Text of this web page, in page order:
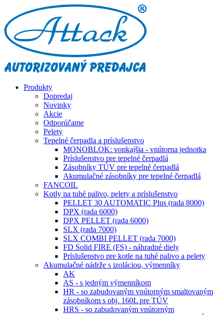
Produkty
Dopredaj
Novinky
Akcie
Odporúčame
Pelety
Tepelné čerpadla a príslušenstvo
MONOBLOK: vonkajšia - vnútorna jednotka
Príslušenstvo pre tepelné čerpadlá
Zásobníky TÚV pre tepelné čerpadlá
Akumulačné zásobníky pre tepelné čerpadlá
FANCOIL
Kotly na tuhé palivo, pelety a príslušenstvo
PELLET 30 AUTOMATIC Plus (rada 8000)
DPX (rada 6000)
DPX PELLET (rada 6000)
SLX (rada 7000)
SLX COMBI PELLET (rada 7000)
FD Solid FIRE (FS) - náhradné diely
Príslušenstvo pre kotle na tuhé palivo a pelety
Akumulačné nádrže s izoláciou, výmenníky
AK
AS - s jedným výmenníkom
HR - so zabudovaným vnútorným smaltovaným
zásobníkom s obj. 160L pre TÚV
HRS - so zabudovaným vnútorným